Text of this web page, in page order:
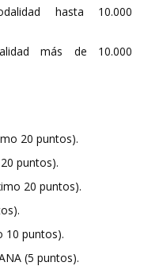
hasta 10.000
más de 10.000
20 puntos).
puntos).
20 puntos).
10 puntos).
(5 puntos).